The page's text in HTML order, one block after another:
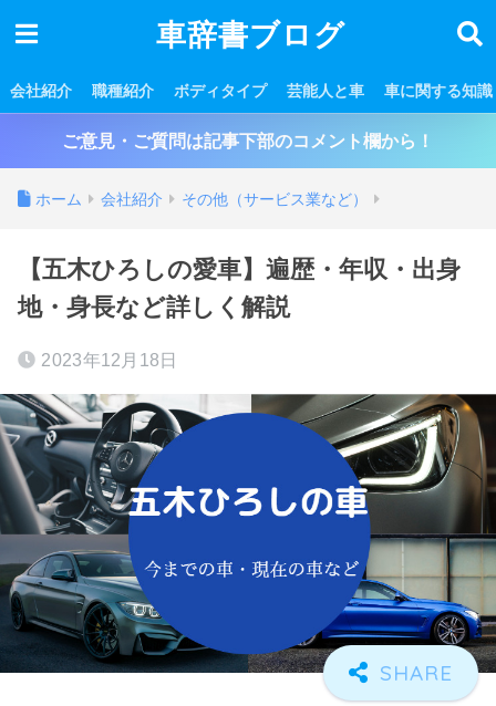
車辞書ブログ
会社紹介 職種紹介 ボディタイプ 芸能人と車 車に関する知識
ご意見・ご質問は記事下部のコメント欄から！
ホーム 会社紹介 その他（サービス業など）
【五木ひろしの愛車】遍歴・年収・出身
地・身長など詳しく解説
2023年12月18日